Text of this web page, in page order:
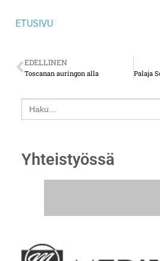
ETUSIVU
EDELLINEN
Toscanan auringon alla
Search
for:
Yhteistyössä